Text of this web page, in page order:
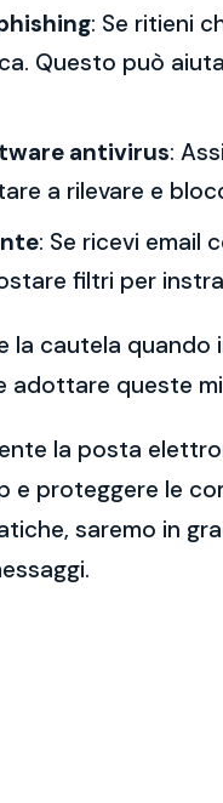
: Se ritieni
Questo può
antivirus:
a rilevare e
: Se ricevi email
filtri per
la cautela
adottare queste
la posta
e proteggere le
saremo in